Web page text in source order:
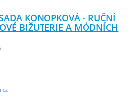
KONOPKOVÁ - RUČNÍ
BIŽUTERIE A MÓDNÍCH